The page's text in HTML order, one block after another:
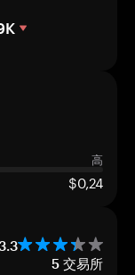
高
$0,24
5 交易所